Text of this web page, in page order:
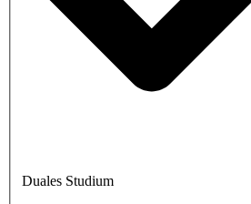
Duales Studium